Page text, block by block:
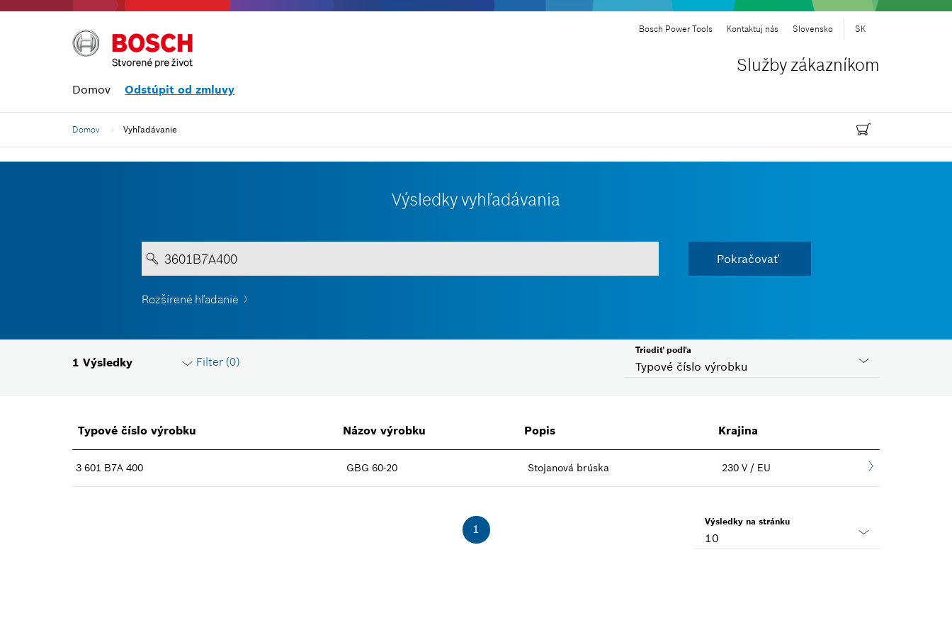
Bosch Power Tools Kontaktuj nás Slovensko SK
Služby zákazníkom
Domov Odstúpit od zmluvy
Domov Vyhľadávanie
Výsledky vyhľadávania
Pokračovať
Text musí obsahovať aspoň 3 znaky.
Rozšírené hľadanie
1 Výsledky Filter (0) Typové číslo výrobku
Triediť podľa
Skupina produktov Napätie
Zatvoriť filtre
Typové číslo výrobku Názov výrobku Popis Krajina
3 601 B7A 400 GBG 60-20 Stojanová brúska 230 V / EU
1
10
Výsledky na stránku